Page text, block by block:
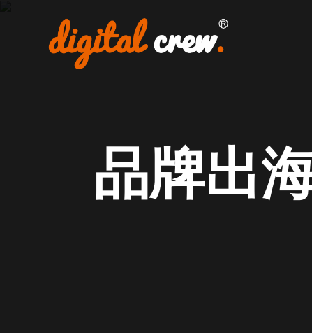
海外媒体投放
海外广告投放
谷歌SEO推广
品牌出